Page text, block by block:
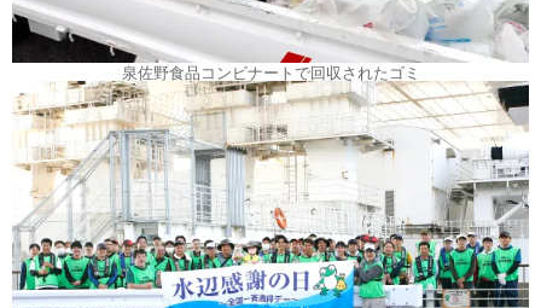
泉佐野食品コンビナートで回収されたゴミ